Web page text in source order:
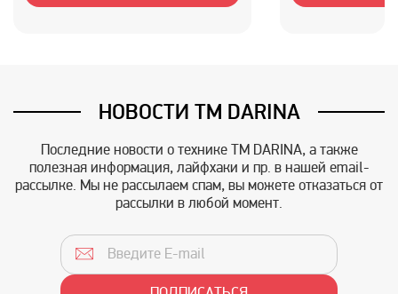
НОВОСТИ TM DARINA
Последние новости о технике TM DARINA, а также
полезная информация, лайфхаки и пр. в нашей email-
рассылке. Мы не рассылаем спам, вы можете отказаться от
рассылки в любой момент.